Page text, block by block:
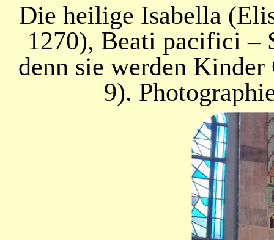
Die heilige Isabella
1270), Beati pacifici –
denn sie werden
9).